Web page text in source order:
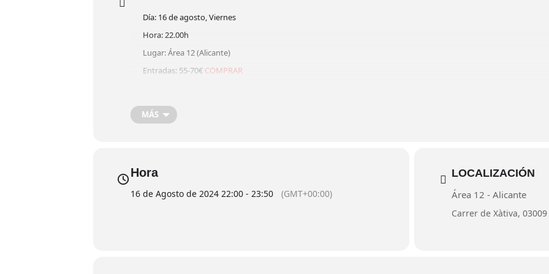
Día: 16 de agosto, Viernes
Hora: 22.00h
Lugar: Área 12 (Alicante)
Entradas: 55-70€ COMPRAR
entradas’ en auditorios y teatros de todo el mundo. En esta ocasión, vuelve a Alicante con su violín
único, íntimo y personal que le ha llevado a recorrer desde la Ópera de Dubai a Michoacán en México
MÁS
Hora
16 de Agosto de 2024 22:00 - 23:50 (GMT+00:00)
LOCALIZACIÓN
Área 12 - Alicante
Carrer de Xàtiva,